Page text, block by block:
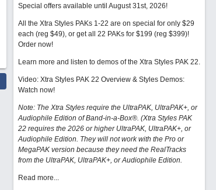
Special offers available until August 31st, 2026!
All the Xtra Styles PAKs 1-22 are on special for only $29
each (reg $49), or get all 22 PAKs for $199 (reg $399)!
Order now!
Learn more and listen to demos of the Xtra Styles PAK 22.
Video: Xtra Styles PAK 22 Overview & Styles Demos:
Watch now!
Note: The Xtra Styles require the UltraPAK, UltraPAK+, or
Audiophile Edition of Band-in-a-Box®. (Xtra Styles PAK
22 requires the 2026 or higher UltraPAK, UltraPAK+, or
Audiophile Edition. They will not work with the Pro or
MegaPAK version because they need the RealTracks
from the UltraPAK, UltraPAK+, or Audiophile Edition.
Read more...